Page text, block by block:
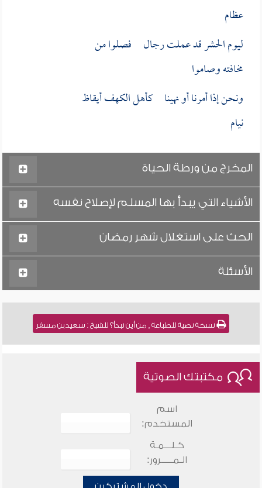
عظام
ليوم الحشر قد عملت رجال فصلوا من
مخافته وصاموا
ونحن إذا أمرنا أو نهينا كأهل الكهف أيقاظ
نيام
المخرج من ورطة الحياة
الأشياء التي يبدأ بها المسلم لإصلاح نفسه
الحث على استغلال شهر رمضان
الأسئلة
نسخة نصية للطباعة , من أين نبدأ؟ للشيخ : سعيد بن مسفر
مكتبتك الصوتية
اسم
المستخدم:
كـلـــمـة
الـمـــــرور: